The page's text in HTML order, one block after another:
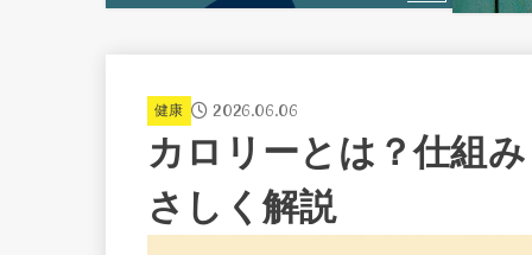
健康 2026.06.06
カロリーとは？仕組
さしく解説